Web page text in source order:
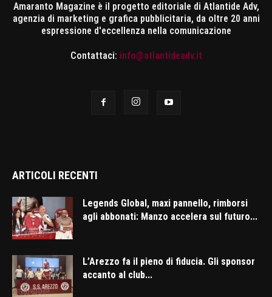
Amaranto Magazine è il progetto editoriale di Atlantide Adv,
agenzia di marketing e grafica pubblicitaria, da oltre 20 anni
espressione d'eccellenza nella comunicazione
Contattaci: info@atlantideadv.it
ARTICOLI RECENTI
Legends Global, maxi pannello, rimborsi
agli abbonati: Manzo accelera sul futuro...
L’Arezzo fa il pieno di fiducia. Gli sponsor
accanto al club...